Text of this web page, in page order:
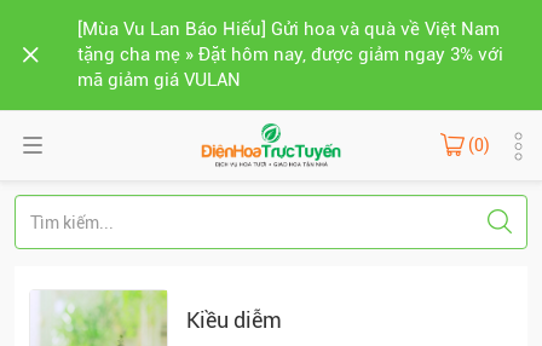
[Mùa Vu Lan Báo Hiếu] Gửi hoa và quà về Việt Nam
tặng cha mẹ » Đặt hôm nay, được giảm ngay 3% với
mã giảm giá VULAN
(0)
Kiều diễm